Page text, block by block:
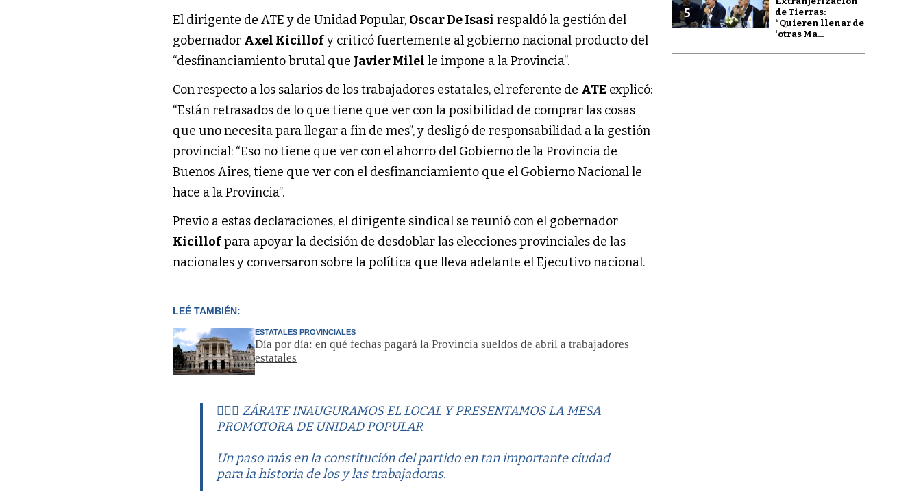
El dirigente de ATE y de Unidad Popular, Oscar De Isasi respaldó la gestión del
gobernador Axel Kicillofy criticó fuertemente al gobierno nacional producto del
“desfinanciamiento brutal que Javier Milei le impone a la Provincia”.
Con respecto a los salarios de los trabajadores estatales, el referente de ATE explicó:
“Están retrasados de lo que tiene que ver con la posibilidad de comprar las cosas
que uno necesita para llegar a fin de mes”, y desligó de responsabilidad a la gestión
provincial: “Eso no tiene que ver con el ahorro del Gobierno de la Provincia de
Buenos Aires, tiene que ver con el desfinanciamiento que el Gobierno Nacional le
hace a la Provincia”.
Previo a estas declaraciones, el dirigente sindical se reunió con el gobernador
Kicillofpara apoyar la decisión de desdoblar las elecciones provinciales de las
nacionales y conversaron sobre la política que lleva adelante el Ejecutivo nacional.
LEÉ TAMBIÉN:
ESTATALES PROVINCIALES
Día por día: en qué fechas pagará la Provincia sueldos de abril a trabajadores
estatales
✌🏽💥 ZÁRATE INAUGURAMOS EL LOCAL Y PRESENTAMOS LA MESA
PROMOTORA DE UNIDAD POPULAR
Un paso más en la constitución del partido en tan importante ciudad
para la historia de los y las trabajadoras.
5
de Tierras:
“Quieren llenar de
‘otras Ma...